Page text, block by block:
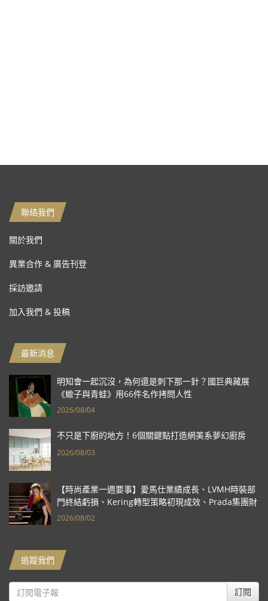
聯絡我們
關於我們
異業合作 & 廣告刊登
採訪邀請
加入我們 & 投稿
最新消息
明知會一起沉沒，為何還是刺下那一針？國巨典藏展
《蠍子與青蛙》用66件名作拷問人性
2026/08/04
不只是下廚的地方！6個關鍵點打造網美系夢幻廚房
2026/08/03
【時尚產業一週要事】愛馬仕業績成長、LVMH時裝部
門終結虧損、Kering轉型策略初現成效、Prada集團財
報亮眼
2026/08/02
追蹤我們
訂閱